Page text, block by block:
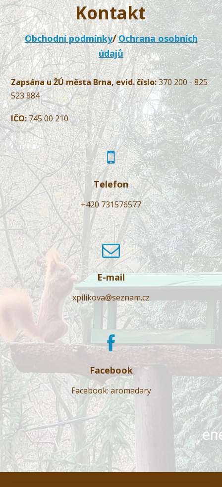
Kontakt
Obchodní podmínky/Ochrana osobních
údajů
Zapsána u ŽÚ města Brna, evid. číslo:370 200 - 825
523 884
IČO:745 00 210
Telefon
+420 731576577
E-mail
xpilikova@seznam.cz
Facebook
Facebook: aromadary